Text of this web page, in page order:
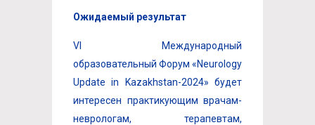
Ожидаемый результат
VI Международный
образовательный Форум «Neurology
Update in Kazakhstan-2024» будет
интересен практикующим врачам-
неврологам, терапевтам,